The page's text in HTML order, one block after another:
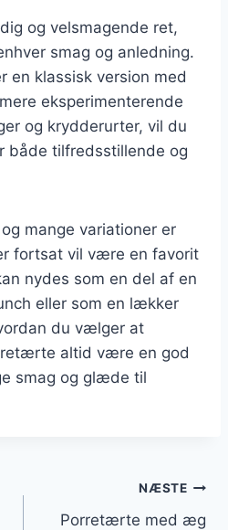
og velsmagende ret,
smag og anledning.
en klassisk version med
eksperimenterende
og krydderurter, vil du
både tilfredsstillende og
mange variationer er
fortsat vil være en favorit
nydes som en del af en
eller som en lækker
du vælger at
altid være en god
smag og glæde til
NÆSTE
Porretærte med æg